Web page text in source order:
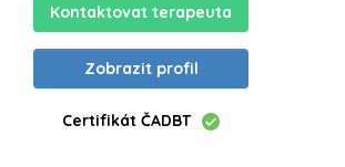
Kontaktovat terapeuta
Zobrazit profil
Certifikát ČADBT